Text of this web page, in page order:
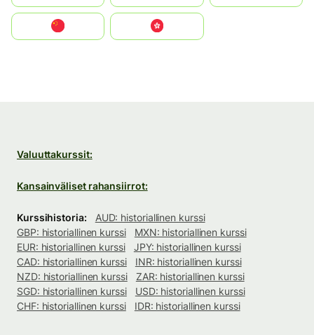
中國香港特別行政區
Valuuttakurssit:
Kansainväliset rahansiirrot:
Kurssihistoria:
AUD: historiallinen kurssi
GBP: historiallinen kurssi
MXN: historiallinen kurssi
EUR: historiallinen kurssi
JPY: historiallinen kurssi
CAD: historiallinen kurssi
INR: historiallinen kurssi
NZD: historiallinen kurssi
ZAR: historiallinen kurssi
SGD: historiallinen kurssi
USD: historiallinen kurssi
CHF: historiallinen kurssi
IDR: historiallinen kurssi